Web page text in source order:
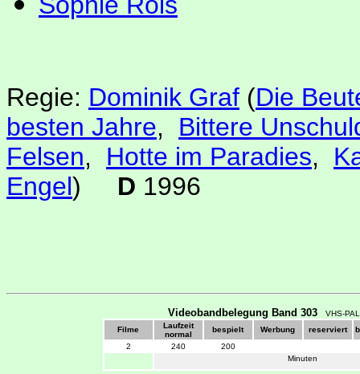
Regie: Dominik Graf (Die
besten Jahre, Bittere
Felsen, Hotte im Paradies,
Engel) D 1996
Videobandbelegung Band 303
VHS-
Filme
Laufzeit
normal
bespielt Werbung reserviert
2
240
200
Minuten